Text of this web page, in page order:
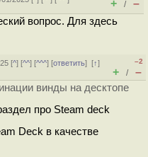
+ / –
вопрос. Для здесь
[^] [^^] [^^^] [ответить][↑]
–2
+ / –
винды на десктопе
про Steam deck
Deck в качестве